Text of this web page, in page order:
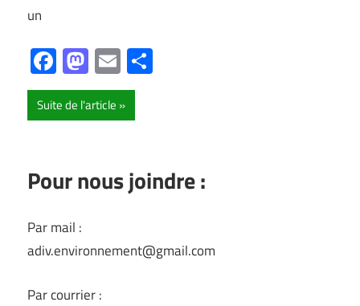
un
Facebook
Mastodon
Email
Suite de l'article
Pour nous joindre :
Par mail :
adiv.environnement@gmail.com
Par courrier :